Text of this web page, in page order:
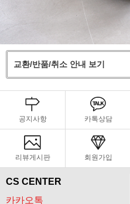
교환/반품/취소 안내 보기
공지사항 카톡상담
리뷰게시판 회원가입
CS CENTER
카카오톡